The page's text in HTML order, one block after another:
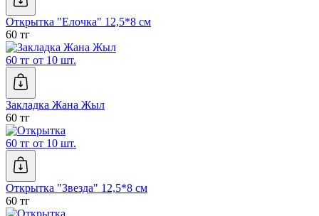
Открытка "Елочка" 12,5*8 см
60 тг
60 тг от 10 шт.
Закладка Жана Жыл
60 тг
60 тг от 10 шт.
Открытка "Звезда" 12,5*8 см
60 тг